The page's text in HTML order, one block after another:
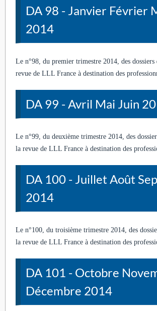
DA 98 - Janvier Février
2014
Le n°98, du premier trimestre 2014, des
revue de LLL France à destination des
DA 99 - Avril Mai Juin
Le n°99, du deuxième trimestre 2014, des
la revue de LLL France à destination des
DA 100 - Juillet Août
2014
Le n°100, du troisième trimestre 2014, des
la revue de LLL France à destination des
DA 101 - Octobre
Décembre 2014